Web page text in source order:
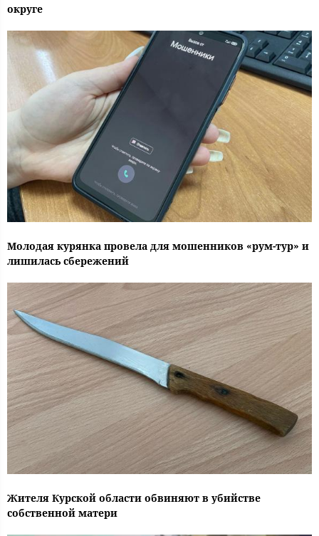
округе
Молодая курянка провела для мошенников «рум-тур» и
лишилась сбережений
Жителя Курской области обвиняют в убийстве
собственной матери